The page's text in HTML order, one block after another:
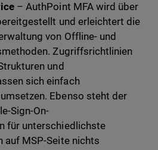
– AuthPoint MFA wird über
und erleichtert die
von Offline- und
Zugriffsrichtlinien
und
sich einfach
Ebenso steht der
Sign-On-
für unterschiedlichste
auf MSP-Seite nichts